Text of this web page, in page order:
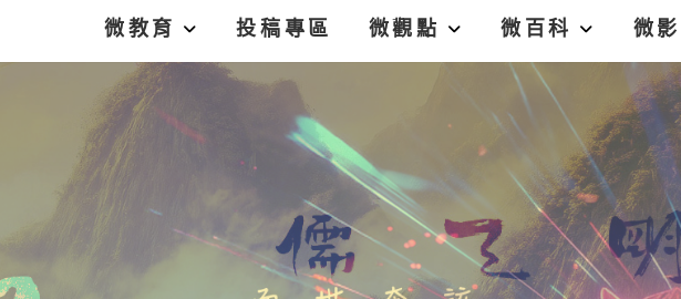
微教育 投稿專區 微觀點 微百科 微